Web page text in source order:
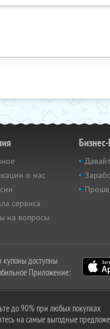
о нас
сервиса
на вопросы
купоны доступны
Приложение:
до 90% при любых покупках
на самые выгодные